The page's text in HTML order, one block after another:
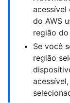
acessível
do AWS
região
Se você
região